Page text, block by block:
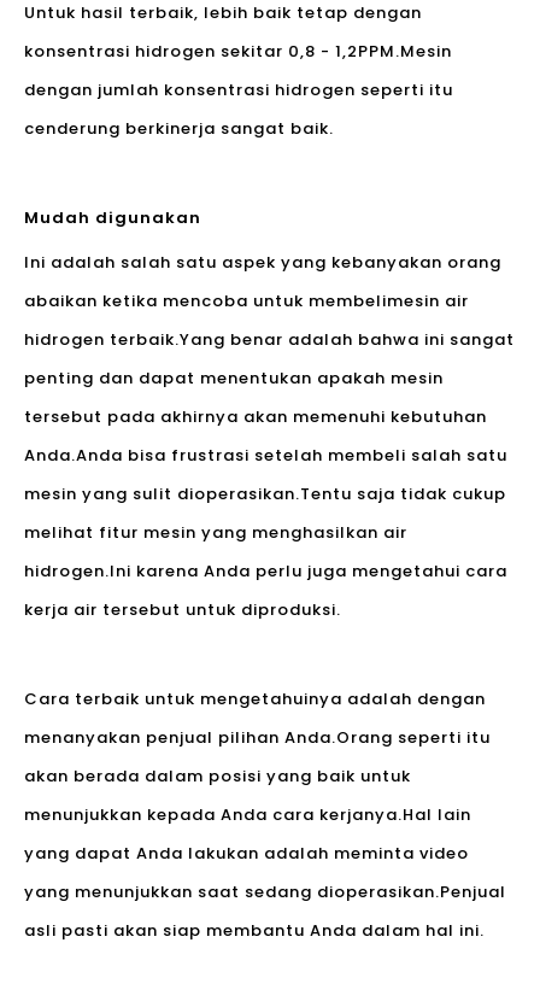
Untuk hasil terbaik, lebih baik tetap dengan
konsentrasi hidrogen sekitar 0,8 - 1,2PPM.Mesin
dengan jumlah konsentrasi hidrogen seperti itu
cenderung berkinerja sangat baik.
Mudah digunakan
Ini adalah salah satu aspek yang kebanyakan orang
abaikan ketika mencoba untuk membelimesin air
hidrogen terbaik.Yang benar adalah bahwa ini sangat
penting dan dapat menentukan apakah mesin
tersebut pada akhirnya akan memenuhi kebutuhan
Anda.Anda bisa frustrasi setelah membeli salah satu
mesin yang sulit dioperasikan.Tentu saja tidak cukup
melihat fitur mesin yang menghasilkan air
hidrogen.Ini karena Anda perlu juga mengetahui cara
kerja air tersebut untuk diproduksi.
Cara terbaik untuk mengetahuinya adalah dengan
menanyakan penjual pilihan Anda.Orang seperti itu
akan berada dalam posisi yang baik untuk
menunjukkan kepada Anda cara kerjanya.Hal lain
yang dapat Anda lakukan adalah meminta video
yang menunjukkan saat sedang dioperasikan.Penjual
asli pasti akan siap membantu Anda dalam hal ini.